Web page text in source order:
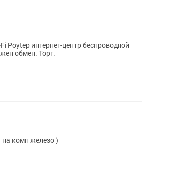
Poytep интернет-центр беспроводной
обмен. Торг.
на комп железо )